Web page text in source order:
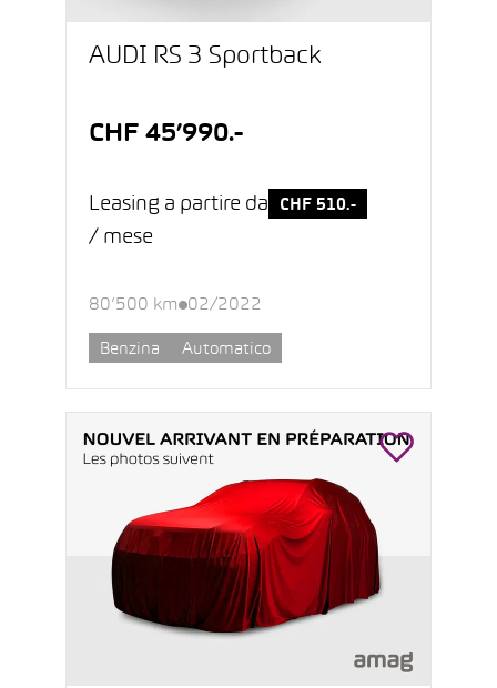
AUDI RS 3 Sportback
CHF 45’990.-
Leasing a partire da CHF 510.-
/ mese
80’500 km 02/2022
Benzina Automatico